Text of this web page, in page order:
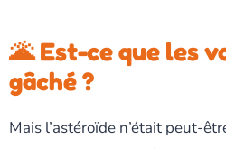
🌋 Est-ce que les
gâché ?
Mais l’astéroïde n’était peut-